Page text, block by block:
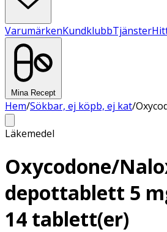
VarumärkenKundklubbTjänster
Mina Recept
Hem/Sökbar, ej köpb, ej kat/
Läkemedel
Oxycodone/
depottablett 5
14 tablett(er)